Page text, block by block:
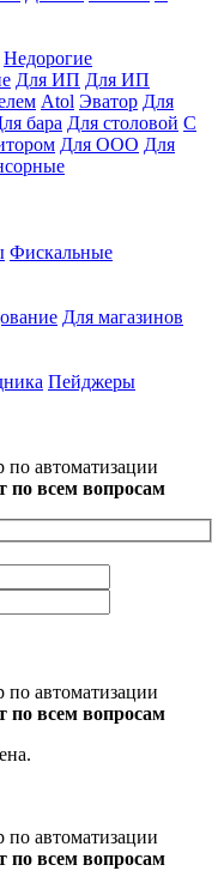
Недорогие
Для ИП Для ИП
Atol Эватор Для
бара Для столовой С
Для ООО Для
Фискальные
Для магазинов
Пейджеры
автоматизации
по всем вопросам
автоматизации
по всем вопросам
автоматизации
по всем вопросам